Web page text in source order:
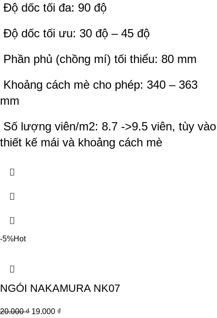
Độ dốc tối đa: 90 độ
Độ dốc tối ưu: 30 độ – 45 độ
Phần phủ (chồng mí) tối thiểu: 80 mm
Khoảng cách mè cho phép: 340 – 363
mm
Số lượng viên/m2: 8.7 ->9.5 viên, tùy vào
thiết kế mái và khoảng cách mè
-5%Hot
NGÓI NAKAMURA NK07
20.000₫ 19.000 ₫